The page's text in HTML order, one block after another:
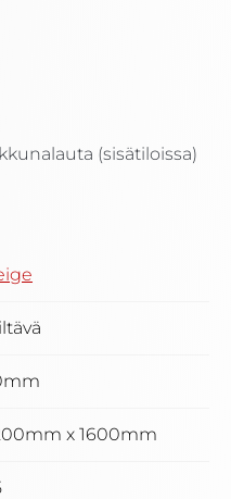
(sisätiloissa)
x 1600mm